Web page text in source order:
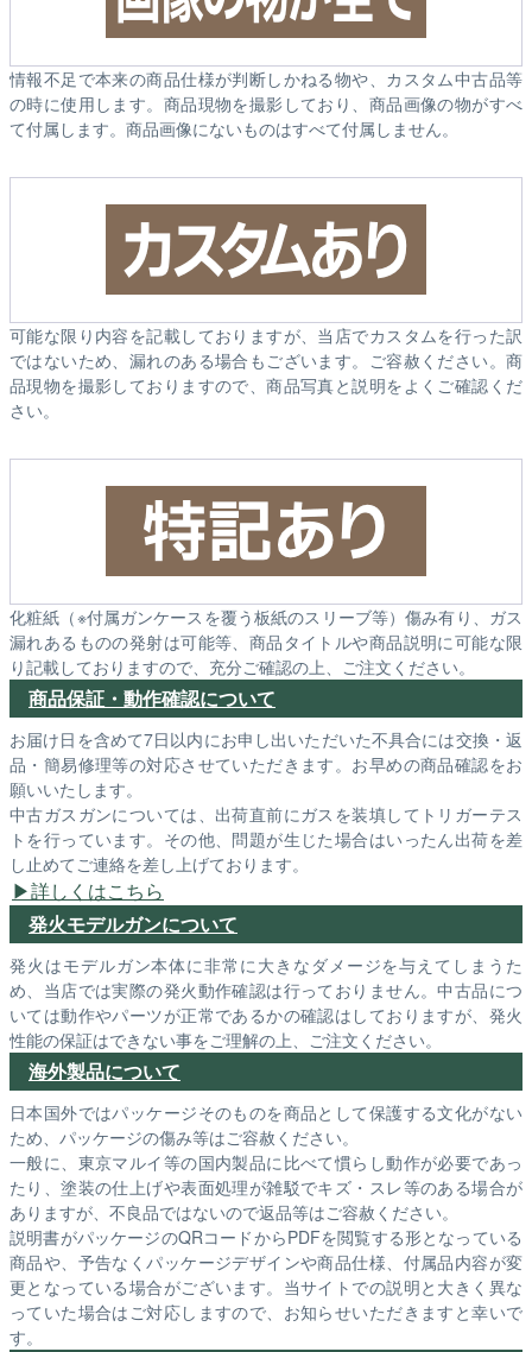
情報不足で本来の商品仕様が判断しかねる物や、カスタム中古品等
の時に使用します。商品現物を撮影しており、商品画像の物がすべ
て付属します。商品画像にないものはすべて付属しません。
可能な限り内容を記載しておりますが、当店でカスタムを行った訳
ではないため、漏れのある場合もございます。ご容赦ください。商
品現物を撮影しておりますので、商品写真と説明をよくご確認くだ
さい。
化粧紙（※付属ガンケースを覆う板紙のスリーブ等）傷み有り、ガス
漏れあるものの発射は可能等、商品タイトルや商品説明に可能な限
り記載しておりますので、充分ご確認の上、ご注文ください。
商品保証・動作確認について
お届け日を含めて7日以内にお申し出いただいた不具合には交換・返
品・簡易修理等の対応させていただきます。お早めの商品確認をお
願いいたします。
中古ガスガンについては、出荷直前にガスを装填してトリガーテス
トを行っています。その他、問題が生じた場合はいったん出荷を差
し止めてご連絡を差し上げております。
詳しくはこちら
発火モデルガンについて
発火はモデルガン本体に非常に大きなダメージを与えてしまうた
め、当店では実際の発火動作確認は行っておりません。中古品につ
いては動作やパーツが正常であるかの確認はしておりますが、発火
性能の保証はできない事をご理解の上、ご注文ください。
海外製品について
日本国外ではパッケージそのものを商品として保護する文化がない
ため、パッケージの傷み等はご容赦ください。
一般に、東京マルイ等の国内製品に比べて慣らし動作が必要であっ
たり、塗装の仕上げや表面処理が雑駁でキズ・スレ等のある場合が
ありますが、不良品ではないので返品等はご容赦ください。
説明書がパッケージのQRコードからPDFを閲覧する形となっている
商品や、予告なくパッケージデザインや商品仕様、付属品内容が変
更となっている場合がございます。当サイトでの説明と大きく異な
っていた場合はご対応しますので、お知らせいただきますと幸いで
す。